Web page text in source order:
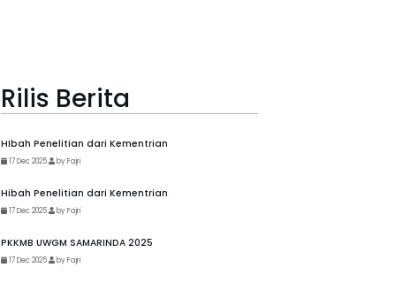
Rilis Berita
HIbah Penelitian dari Kementrian
17 Dec 2025 by Fajri
Hibah Penelitian dari Kementrian
17 Dec 2025 by Fajri
PKKMB UWGM SAMARINDA 2025
17 Dec 2025 by Fajri